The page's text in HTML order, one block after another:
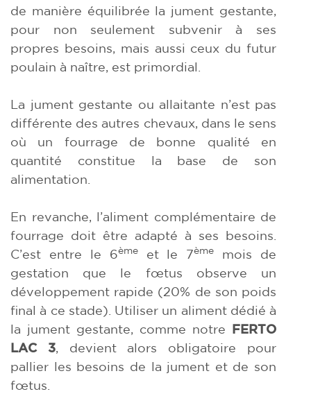
de manière équilibrée la jument gestante,
pour non seulement subvenir à ses
propres besoins, mais aussi ceux du futur
poulain à naître, est primordial.
La jument gestante ou allaitante n’est pas
différente des autres chevaux, dans le sens
où un fourrage de bonne qualité en
quantité constitue la base de son
alimentation.
En revanche, l’aliment complémentaire de
fourrage doit être adapté à ses besoins.
C’est entre le 6èmeet le 7ème
mois de
gestation que le fœtus observe un
développement rapide (20% de son poids
final à ce stade). Utiliser un aliment dédié à
la jument gestante, comme notre FERTO
LAC 3, devient alors obligatoire pour
pallier les besoins de la jument et de son
fœtus.